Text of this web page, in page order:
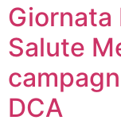
Giornata
Salute
DCA